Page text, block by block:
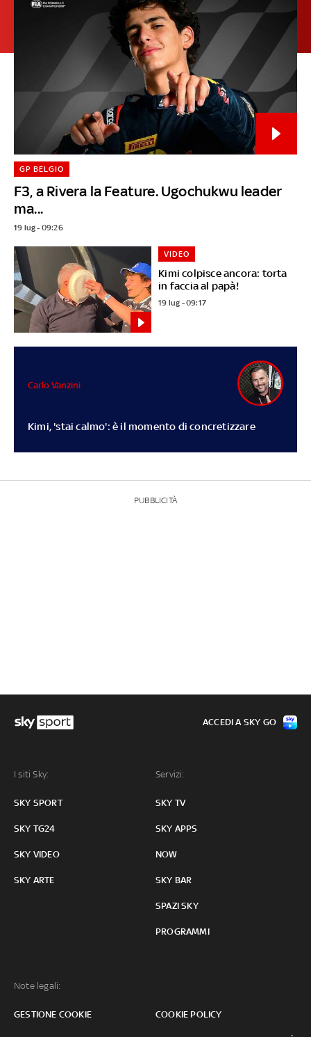
F3, a Rivera la Feature. Ugochukwu leader
ma...
GP BELGIO
19 lug - 09:26
Kimi colpisce ancora: torta
in faccia al papà!
VIDEO
19 lug - 09:17
Kimi, 'stai calmo': è il momento di concretizzare
Carlo Vanzini
PUBBLICITÀ
I siti Sky:
SKY SPORT
SKY TG24
SKY VIDEO
SKY ARTE
Servizi:
SKY TV
SKY APPS
NOW
SKY BAR
SPAZI SKY
PROGRAMMI
Note legali:
GESTIONE COOKIE COOKIE POLICY
ACCEDI A SKY GO